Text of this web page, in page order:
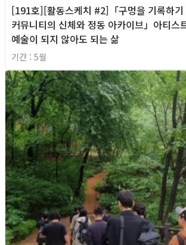
[191호][활동스케치 #2]「구멍을 기록하
커뮤니티의 신체와 정동 아카이브」아티스
예술이 되지 않아도 되는 삶
기간 : 5월